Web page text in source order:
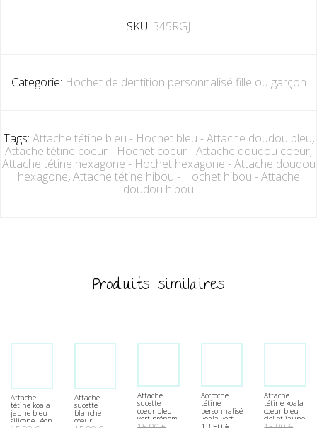
SKU: 345RGJ
Categorie: Hochet de dentition personnalisé fille ou garçon
Tags: Attache tétine bleu - Hochet bleu - Attache doudou bleu,
Attache tétine coeur - Hochet coeur - Attache doudou coeur,
Attache tétine hexagone - Hochet hexagone - Attache doudou
hexagone,Attache tétine hibou - Hochet hibou - Attache
doudou hibou
Produits similaires
Attache
tétine koala
jaune bleu
silicone Léon
Attache
sucette
blanche
coeur
Attache
sucette
coeur bleu
vert prénom
Accroche
tétine
personnalisée
koala vert
Attache
tétine koala
coeur bleu
ciel et jaune